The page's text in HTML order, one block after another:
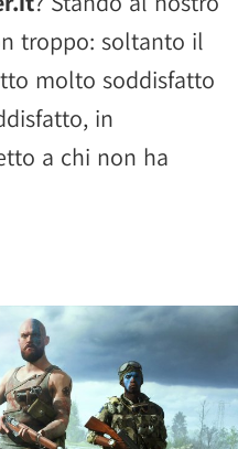
troppo: soltanto il
molto soddisfatto
in
a chi non ha